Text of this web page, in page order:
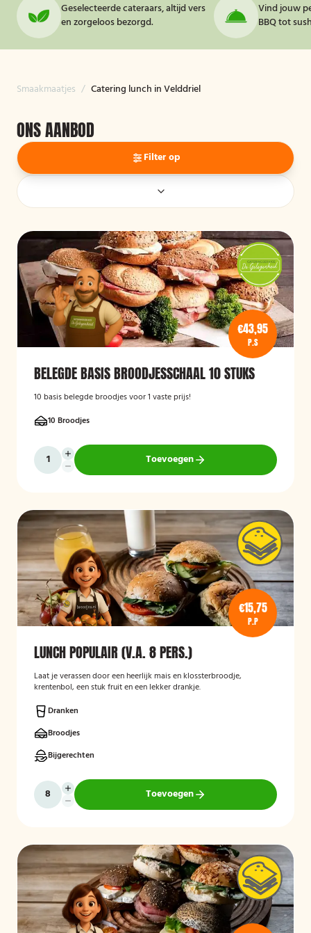
Geselecteerde cateraars, altijd vers
en zorgeloos bezorgd.
Vind jouw
BBQ tot
Smaakmaatjes / Catering lunch in Velddriel
ONS AANBOD
Filter op
€43,95
P.S
BELEGDE BASIS BROODJESSCHAAL 10 STUKS
10 basis belegde broodjes voor 1 vaste prijs!
10 Broodjes
Toevoegen
€15,75
P.P
LUNCH POPULAIR (V.A. 8 PERS.)
Laat je verassen door een heerlijk mais en klossterbroodje,
krentenbol, een stuk fruit en een lekker drankje.
Dranken
Broodjes
Bijgerechten
Toevoegen